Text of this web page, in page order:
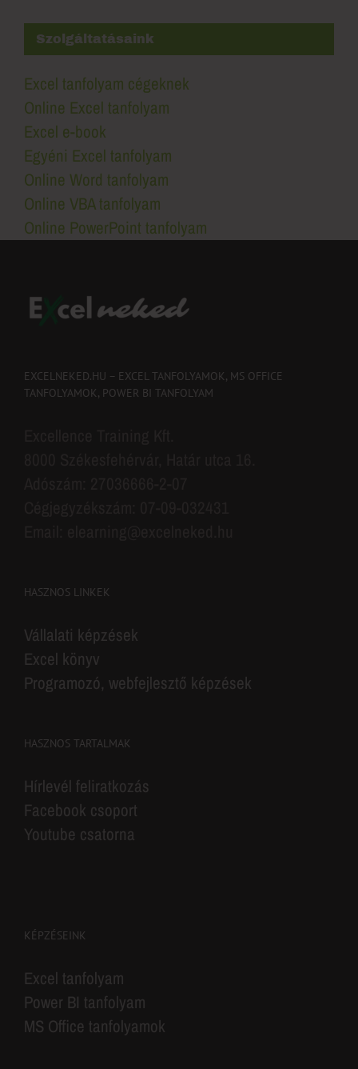
Szolgáltatásaink
Excel tanfolyam cégeknek
Online Excel tanfolyam
Excel e-book
Egyéni Excel tanfolyam
Online Word tanfolyam
Online VBA tanfolyam
Online PowerPoint tanfolyam
EXCELNEKED.HU – EXCEL TANFOLYAMOK, MS OFFICE
TANFOLYAMOK, POWER BI TANFOLYAM
HASZNOS LINKEK
Vállalati képzések
Excel könyv
Programozó, webfejlesztő képzések
HASZNOS TARTALMAK
Hírlevél feliratkozás
Facebook csoport
Youtube csatorna
KÉPZÉSEINK
Excel tanfolyam
Power BI tanfolyam
MS Office tanfolyamok